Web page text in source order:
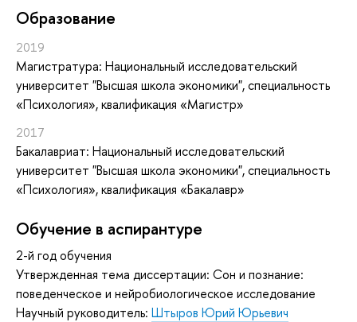
Oбразование
2019
Магистратура: Национальный исследовательский
университет "Высшая школа экономики", специальность
«Психология», квалификация «Магистр»
2017
Бакалавриат: Национальный исследовательский
университет "Высшая школа экономики", специальность
«Психология», квалификация «Бакалавр»
Обучение в аспирантуре
2-й год обучения
Утвержденная тема диссертации: Сон и познание:
поведенческое и нейробиологическое исследование
Научный руководитель: Штыров Юрий Юрьевич